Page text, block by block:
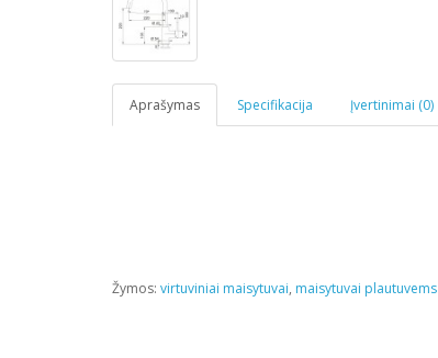
Aprašymas Specifikacija Įvertinimai (0)
Žymos: virtuviniai maisytuvai, maisytuvai plautuvems